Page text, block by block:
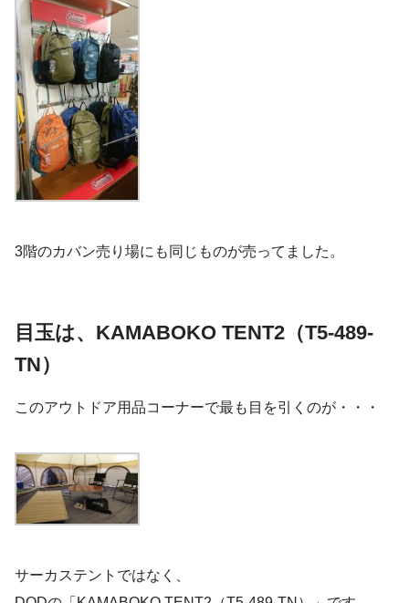
3階のカバン売り場にも同じものが売ってました。
目玉は、KAMABOKO TENT2（T5-489-
TN）
このアウトドア用品コーナーで最も目を引くのが・・・
サーカステントではなく、